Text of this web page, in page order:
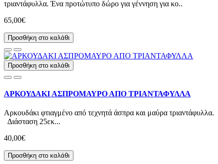
τριαντάφυλλα. Ένα προτώτυπο δώρο για γέννηση για κο..
65,00€
Προσθήκη στο καλάθι
Προσθήκη στο καλάθι
ΑΡΚΟΥΔΑΚΙ ΑΣΠΡΟΜΑΥΡΟ ΑΠΟ ΤΡΙΑΝΤΑΦΥΛΛΑ
Αρκουδάκι φτιαγμένο από τεχνητά άσπρα και μαύρα τριαντάφυλλα.
Διάσταση 25εκ...
40,00€
Προσθήκη στο καλάθι